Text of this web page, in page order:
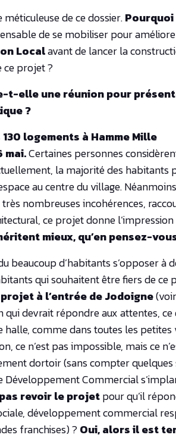
méticuleuse de ce dossier.
de se mobiliser pour
Localavant de lancer la
projet ?
t-elle une réunion pour
?
logements à Hamme Mille
mai.Certaines personnes
la majorité des habitants
au centre du village.
nombreuses incohérences,
ce projet donne
mieux, qu’en pensez-
beaucoup d’habitants s’opposer à
qui souhaitent être fiers de
à l’entrée de Jodoigne
devrait répondre aux attentes,
comme dans toutes les
ce n’est pas impossible, mais ce
dortoir (sans compter
Développement Commercial
revoir le projetpour qu’il
développement commercial
franchises) ? Oui, alors il est